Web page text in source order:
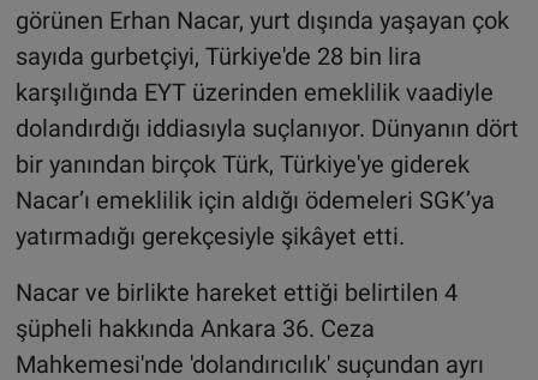
görünen Erhan Nacar, yurt dışında yaşayan çok
sayıda gurbetçiyi, Türkiye'de 28 bin lira
karşılığında EYT üzerinden emeklilik vaadiyle
dolandırdığı iddiasıyla suçlanıyor. Dünyanın dört
bir yanından birçok Türk, Türkiye'ye giderek
Nacar’ı emeklilik için aldığı ödemeleri SGK’ya
yatırmadığı gerekçesiyle şikâyet etti.
Nacar ve birlikte hareket ettiği belirtilen 4
şüpheli hakkında Ankara 36. Ceza
Mahkemesi'nde 'dolandırıcılık' suçundan ayrı